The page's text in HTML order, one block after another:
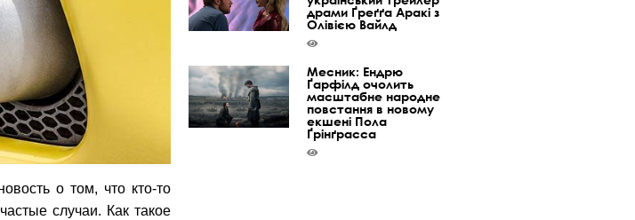
о том, что кто-то
случаи. Как такое
драми Ґреґґа Аракі з
Олівією Вайлд
Месник: Ендрю
Ґарфілд очолить
масштабне народне
повстання в новому
екшені Пола
Ґрінґрасса